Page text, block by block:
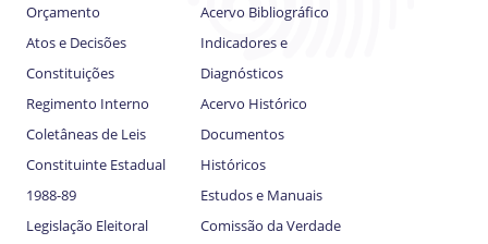
Orçamento
Atos e Decisões
Constituições
Regimento Interno
Coletâneas de Leis
Constituinte Estadual
1988-89
Legislação Eleitoral
Acervo Bibliográfico
Indicadores e
Diagnósticos
Acervo Histórico
Documentos
Históricos
Estudos e Manuais
Comissão da Verdade